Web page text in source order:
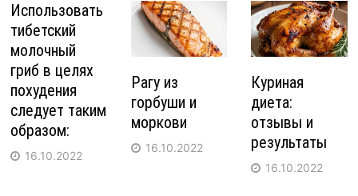
Использовать
тибетский
молочный
гриб в целях
похудения
следует таким
образом:
16.10.2022
Рагу из
горбуши и
моркови
16.10.2022
Куриная
диета:
отзывы и
результаты
16.10.2022